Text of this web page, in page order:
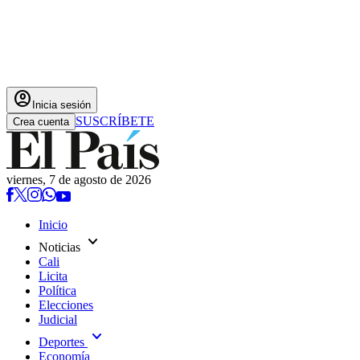
account_circle Inicia sesión
Crea cuenta SUSCRÍBETE
viernes, 7 de agosto de 2026
Inicio
Noticias expand_more
Cali
Licita
Política
Elecciones
Judicial
Deportes expand_more
Economía